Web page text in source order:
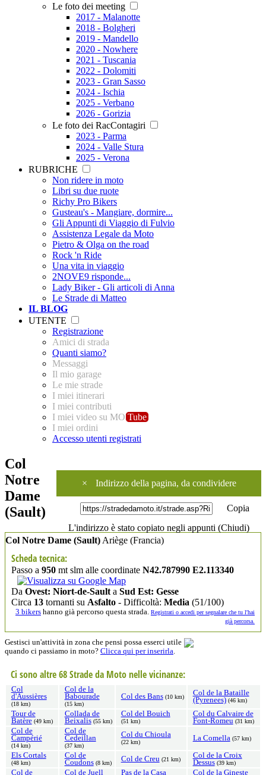
Le foto dei meeting
2017 - Malanotte
2018 - Bolgheri
2019 - Mandello
2020 - Nowhere
2021 - Tuscania
2022 - Dolomiti
2023 - Gran Sasso
2024 - Ischia
2025 - Verbano
2026 - Gorizia
Le foto dei RacContagiri
2023 - Parma
2024 - Valle Stura
2025 - Verona
RUBRICHE
Non ridere in moto
Libri su due ruote
Richy Pro Bikers
Gusteau's - Mangiare, dormire...
Gli Appunti di Viaggio di Fulvio
Assistenza Legale da Moto
Pietro & Olga on the road
Rock 'n Ride
Una vita in viaggio
2NOVE9 risponde...
Lady Biker - Gli articoli di Anna
Le Strade di Matteo
IL BLOG
UTENTE
Registrazione
Amici di strada
Quanti siamo?
Messaggi
Il mio garage
Le mie strade
I miei itinerari
I miei contributi
I miei video su MO Tube
I miei ordini
Accesso utenti registrati
× Indirizzo della pagina, da condividere
Copia
L'indirizzo è stato copiato negli appunti (Chiudi)
Col
Notre
Dame
(Sault)
Col Notre Dame (Sault) Ariège (Francia)
Scheda tecnica:
Passo a 950 mt slm alle coordinate N42.787990 E2.113340
Da Ovest: Niort-de-Sault a Sud Est: Gesse
Circa 13 tornanti su Asfalto - Difficoltà: Media (51/100)
3 bikers hanno già percorso questa strada. Registrati o accedi per segnalare che tu l'hai
già percorsa.
Gestisci un'attività in zona che pensi possa esserci utile
quando ci passiamo in moto? Clicca qui per inserirla.
Ci sono altre 68 Strade da Moto nelle vicinanze:
Col
d'Aussières
(18 km)
Col de la
Babourade
(15 km)
Col des Bans (10 km)
Col de la Bataille
(Pyrenees) (46 km)
Tour de
Batère (49 km)
Collada de
Beixalis (55 km)
Col del Bouich
(51 km)
Col du Calvaire de
Font-Romeu (31 km)
Col de
Campérié
(14 km)
Col de
Cedeillan
(37 km)
Col du Chioula
(22 km) La Comella (57 km)
Els Cortals
(48 km)
Col de
Coudons (8 km) Col de Creu (21 km)
Col de la Croix
Dessus (39 km)
Col de Col de Juell Pas de la Casa Col de la Gineste